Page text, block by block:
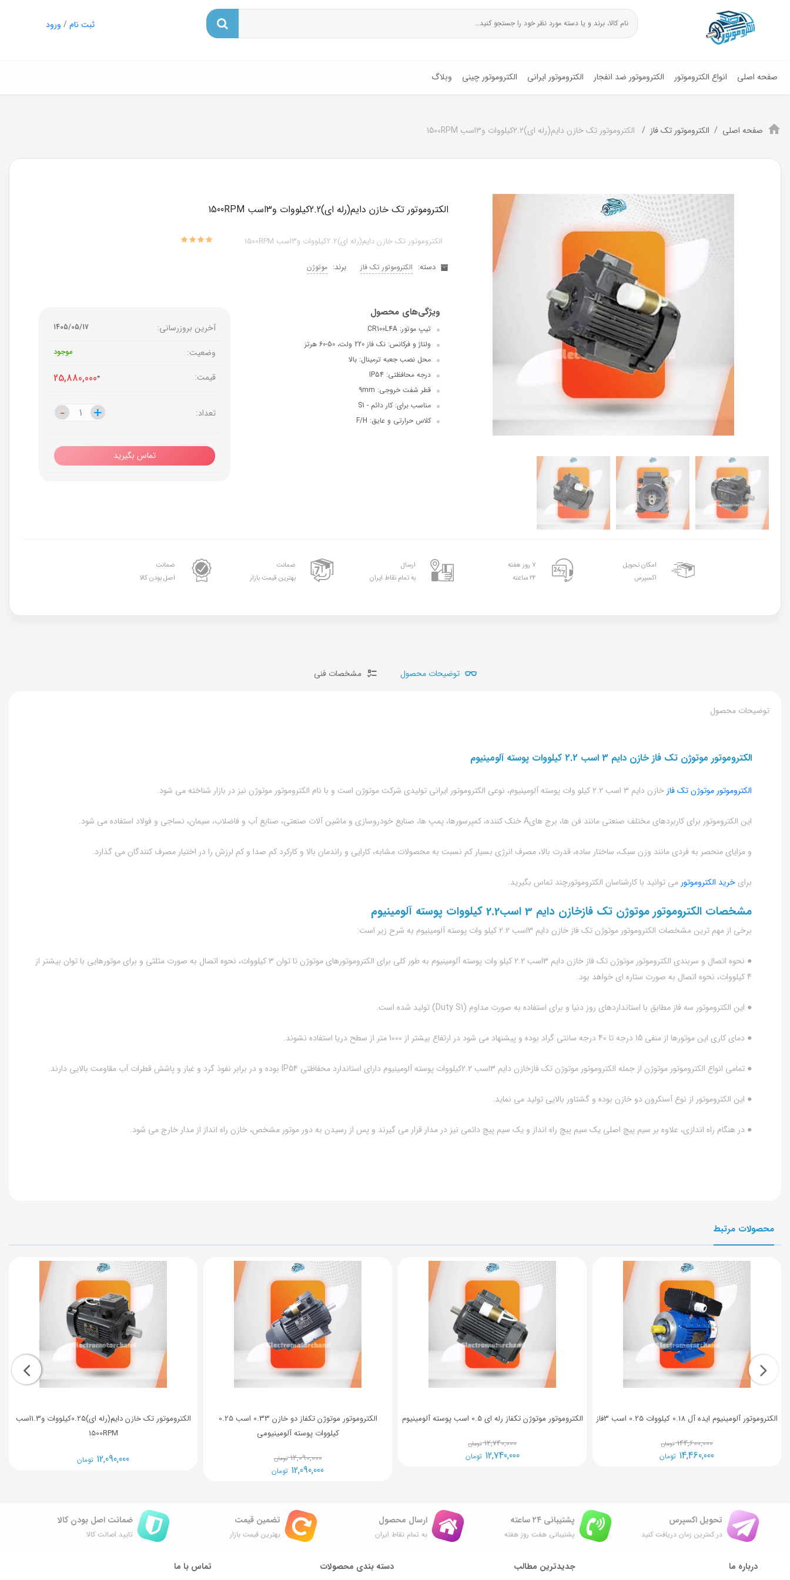
ثبت نام / ورود
صفحه اصلی انواع الکتروموتور الکتروموتور ضد انفجار الکتروموتور ایرانی الکتروموتور چینی وبلاگ
صفحه اصلی الکتروموتور تک فاز الکتروموتور تک خازن دایم(رله ای)2.2کیلووات و3اسب 1500RPM
الکتروموتور تک خازن دایم(رله ای)2.2کیلووات و3اسب 1500RPM
الکتروموتور تک خازن دایم(رله ای)2.2کیلووات و3اسب 1500RPM
دسته: الکتروموتور تک فاز برند: موتوژن
تیپ موتور: CR100L4A
ولتاژ و فرکانس: نک فاز 220 ولت، 50-60 هرتز
محل نصب جعبه ترمینال: بالا
درجه محافظتی: IP54
قطر شفت خروجی: 9mm
مناسب برای: کار دائم - S1
کلاس حرارتی و عایق: F/H
آخرین بروزرسانی: 1405/05/17
وضعیت: موجود
قیمت: 25,880,0000
تعداد: +
- +
-
تماس بگیرید
امکان تحویل
اکسپرس
۷ روز هفته
۲۴ ساعته
ارسال
به تمام نقاط ایران
ضمانت
بهترین قیمت بازار
ضمانت
اصل بودن کالا
توضیحات محصول مشخصات فنی
توضیحات محصول
الکتروموتور موتوژن تک فاز خازن دایم 3 اسب 2.2 کیلووات پوسته آلومینیوم
الکتروموتور موتوژن تک فاز خازن دایم 3 اسب 2.2 کیلو وات پوسته آلومینیوم، نوعی الکتروموتور ایرانی تولیدی شرکت موتوژن است و با نام الکتروموتور موتوژن نیز در بازار شناخته می شود.
این الکتروموتور برای کاربردهای مختلف صنعتی مانند فن ها، برج هایA خنک کننده، کمپرسورها، پمپ ها، صنایع خودروسازی و ماشین آلات صنعتی، صنایع آب و فاضلاب، سیمان، نساجی و فولاد استفاده می شود.
و مزایای منحصر به فردی مانند وزن سبک، ساختار ساده، قدرت بالا، مصرف انرژی بسیار کم نسبت به محصولات مشابه، کارایی و راندمان بالا و کارکرد کم صدا و کم لرزش را در اختیار مصرف کنندگان می گذارد.
برایخرید الکتروموتور می توانید با کارشناسان الکتروموتورچند تماس بگیرید.
مشخصات الکتروموتور موتوژن تک فازخازن دایم 3 اسب2.2 کیلووات پوسته آلومینیوم
برخی از مهم ترین مشخصات الکتروموتور موتوژن تک فاز خازن دایم 3اسب 2.2 کیلو وات پوسته آلومینیوم به شرح زیر است:
● نحوه اتصال و سربندی الکتروموتور موتوژن تک فاز خازن دایم 3اسب 2.2 کیلو وات پوسته آلومینیوم به طور کلی برای الکتروموتورهای موتوژن تا توان 3 کیلووات، نحوه اتصال به صورت مثلثی و برای موتورهایی با توان بیشتر از
4 کیلووات، نحوه اتصال به صورت ستاره ای خواهد بود.
● این الکتروموتور سه فاز مطابق با استانداردهای روز دنیا و برای استفاده به صورت مداوم (Duty S1) تولید شده است.
● دمای کاری این موتورها از منفی 15 درجه تا 40 درجه سانتی گراد بوده و پیشنهاد می شود در ارتفاع بیشتر از 1000 متر از سطح دریا استفاده نشوند.
● تمامی انواع الکتروموتور موتوژن از جمله الکتروموتور موتوژن تک فازخازن دایم 3اسب 2.2کیلووات پوسته آلومینیوم دارای استاندارد محفاظتی IP54 بوده و در برابر نفوذ گرد و غبار و پاشش قطرات آب مقاومت بالایی دارند.
● این الکتروموتور از نوع آسنکرون دو خازن بوده و گشتاور بالایی تولید می نماید.
● در هنگام راه اندازی، علاوه بر سیم پیچ اصلی یک سیم پیچ راه انداز و یک سیم پیچ دائمی نیز در مدار قرار می گیرند و پس از رسیدن به دور موتور مشخص، خازن راه انداز از مدار خارج می شود.
محصولات مرتبط
الکتروموتور آلومینیوم ایده آل 0.18 کیلووات 0.25 اسب 3فاز
144,600,000 تومان
14,460,000 تومان
الکتروموتور موتوژن تکفاز رله ای 0.5 اسب پوسته آلومینیوم
12,740,000 تومان
12,740,000 تومان
الکتروموتور موتوژن تکفاز دو خازن 0.33 اسب 0.25
کیلووات پوسته آلومینیومی
12,090,000 تومان
12,090,000 تومان
الکتروموتور تک خازن دایم(رله ای)0.25کیلووات و1.3اسب
1500RPM
12,090,000 تومان
تحویل اکسپرس
در کمترین زمان دریافت کنید
پشتیبانی ۲۴ ساعته
پشتیبانی هفت روز هفته
ارسال محصول
به تمام نقاط ایران
تضمین قیمت
بهترین قیمت بازار
ضمانت اصل ‌بودن کالا
تایید اصالت کالا
درباره ما جدیدترین مطالب دسته بندی محصولات تماس با ما